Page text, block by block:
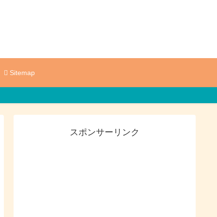
Sitemap
スポンサーリンク